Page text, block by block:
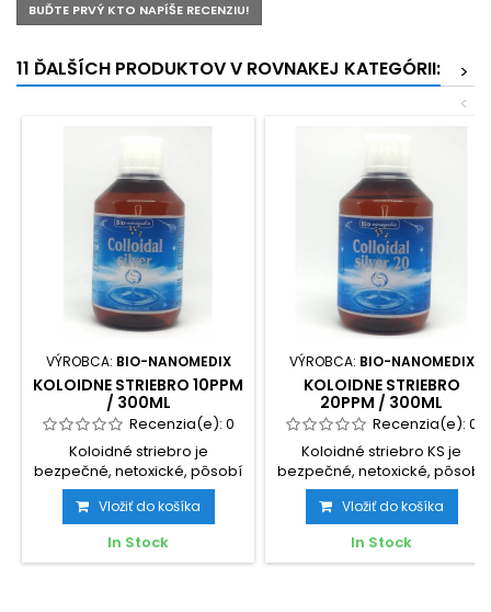
BUĎTE PRVÝ KTO NAPÍŠE RECENZIU!
11 ĎALŠÍCH PRODUKTOV V ROVNAKEJ KATEGÓRII:
>
<
VÝROBCA: BIO-NANOMEDIX
KOLOIDNE STRIEBRO 10PPM
/ 300ML
Recenzia(e): 0
Koloidné striebro je
bezpečné, netoxické, pôsobí
ako antibiotikum, pomáha
pri...
Vložiť do košíka
In Stock
VÝROBCA: BIO-NANOMEDIX
KOLOIDNE STRIEBRO
20PPM / 300ML
Recenzia(e): 0
Koloidné striebro KS je
bezpečné, netoxické, pôsobí
ako antibiotikum, pomáha...
Vložiť do košíka
In Stock